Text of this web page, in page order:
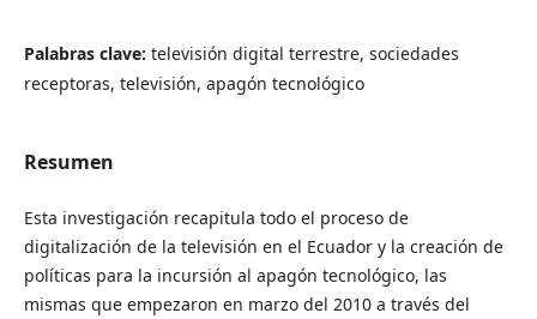
Palabras clave: televisión digital terrestre, sociedades
receptoras, televisión, apagón tecnológico
Resumen
Esta investigación recapitula todo el proceso de
digitalización de la televisión en el Ecuador y la creación de
políticas para la incursión al apagón tecnológico, las
mismas que empezaron en marzo del 2010 a través del